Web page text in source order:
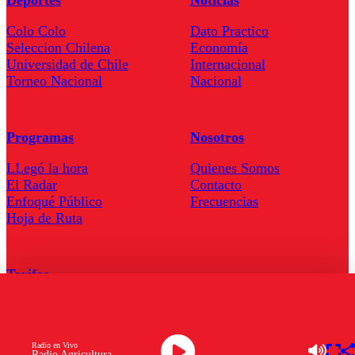
Radio en Vivo
Colo Colo
Seleccion Chilena
Universidad de Chile
Torneo Nacional
Dato Practico
Economía
Internacional
Nacional
Programas
LLegó la hora
El Radar
Enfoqué Público
Hoja de Ruta
Nosotros
Quienes Somos
Contacto
Frecuencias
Tarifas